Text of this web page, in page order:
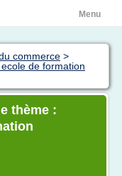
Menu
commerce >
de formation
thème :